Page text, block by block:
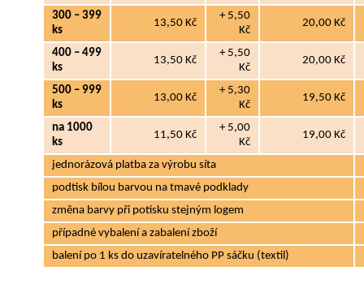
300 – 399
ks
13,50 Kč
+ 5,50
Kč
20,00 Kč
400 – 499
ks
13,50 Kč
+ 5,50
Kč
20,00 Kč
500 – 999
ks
13,00 Kč
+ 5,30
Kč
19,50 Kč
na 1000
ks
11,50 Kč
+ 5,00
Kč
19,00 Kč
jednorázová platba za výrobu síta
podtisk bílou barvou na tmavé podklady
změna barvy při potisku stejným logem
případné vybalení a zabalení zboží
balení po 1 ks do uzavíratelného PP sáčku (textil)